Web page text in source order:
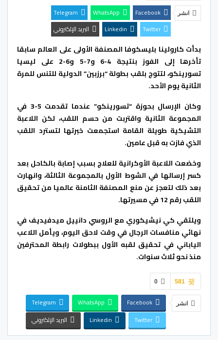
انشر Facebook
WhatsApp
Telegram
Twitter
Linkedin البريد الإلكتروني
بدأت كارولينا بليسكوفا المصنفة الأولى على العالم سابقا
تأخرها إلى الفوز بنتيجة 4-6 و7-5 و6-2 على ليسيا
تسورينكو، لتتوج بلقب بطولة “برزبين” الدولية للتنس للمرة
الثانية يوم الأحد.
وكان الإرسال بحوزة “تسورينكو” عندما تقدمت 5-3 في
المجموعة الثانية واقتربت من حسم اللقب، لكن اللاعبة
التشيكية طويلة القامة استجمعت خبرتها لتسترد اللقب
الذي فازت به قبل عامين.
وخضعت اللاعبة الأوكرانية للعلاج بسبب إصابة بالكاحل بعد
كسر إرسالها في الشوط الأول بالمجموعة الثالثة، وانهارت
بعد ذلك لتعجز عن منع المصنفة الثامنة عالميا من تحقيق
اللقب رقم 12 في مسيرتها.
ويلتقي كي نيشيكوري مع الروسي دانييل ميدفيديف في
نهائي منافسات الرجال في وقت لاحق اليوم، ويأمل اللاعب
الياباني في تحقيق لقبه الأول ببطولات رابطة المحترفين
منذ نحو ثلاث سنوات.
0 581
انشر Facebook
WhatsApp
Telegram
Twitter
Linkedin البريد الإلكتروني